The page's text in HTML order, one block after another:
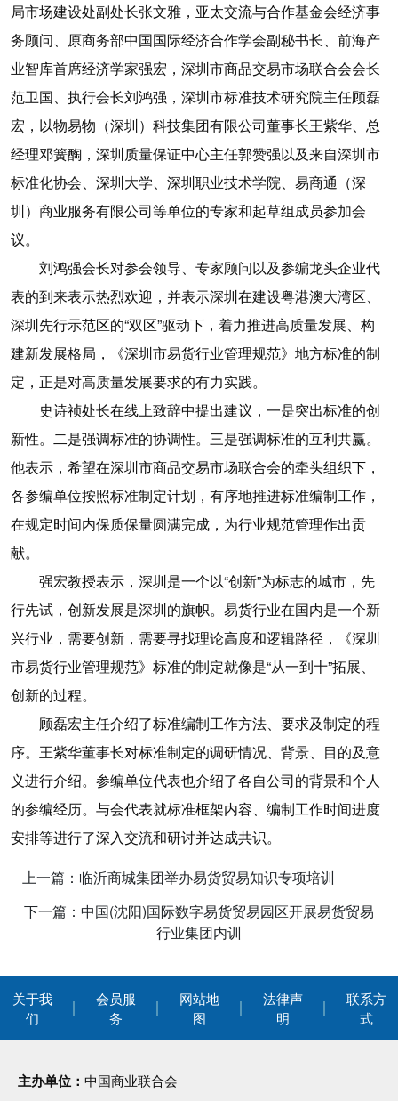
局市场建设处副处长张文雅，亚太交流与合作基金会经济事
务顾问、原商务部中国国际经济合作学会副秘书长、前海产
业智库首席经济学家强宏，深圳市商品交易市场联合会会长
范卫国、执行会长刘鸿强，深圳市标准技术研究院主任顾磊
宏，以物易物（深圳）科技集团有限公司董事长王紫华、总
经理邓簧醄，深圳质量保证中心主任郭赞强以及来自深圳市
标准化协会、深圳大学、深圳职业技术学院、易商通（深
圳）商业服务有限公司等单位的专家和起草组成员参加会
议。
刘鸿强会长对参会领导、专家顾问以及参编龙头企业代
表的到来表示热烈欢迎，并表示深圳在建设粤港澳大湾区、
深圳先行示范区的“双区”驱动下，着力推进高质量发展、构
建新发展格局，《深圳市易货行业管理规范》地方标准的制
定，正是对高质量发展要求的有力实践。
史诗祯处长在线上致辞中提出建议，一是突出标准的创
新性。二是强调标准的协调性。三是强调标准的互利共赢。
他表示，希望在深圳市商品交易市场联合会的牵头组织下，
各参编单位按照标准制定计划，有序地推进标准编制工作，
在规定时间内保质保量圆满完成，为行业规范管理作出贡
献。
强宏教授表示，深圳是一个以“创新”为标志的城市，先
行先试，创新发展是深圳的旗帜。易货行业在国内是一个新
兴行业，需要创新，需要寻找理论高度和逻辑路径，《深圳
市易货行业管理规范》标准的制定就像是“从一到十”拓展、
创新的过程。
顾磊宏主任介绍了标准编制工作方法、要求及制定的程
序。王紫华董事长对标准制定的调研情况、背景、目的及意
义进行介绍。参编单位代表也介绍了各自公司的背景和个人
的参编经历。与会代表就标准框架内容、编制工作时间进度
安排等进行了深入交流和研讨并达成共识。
上一篇：临沂商城集团举办易货贸易知识专项培训
下一篇：中国(沈阳)国际数字易货贸易园区开展易货贸易
行业集团内训
关于我
们
会员服
务
网站地
图
法律声
明
联系方
式
主办单位： 中国商业联合会